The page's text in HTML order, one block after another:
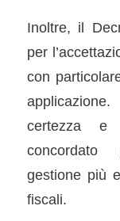
Inoltre, il
per
con
certezza e
concordato
gestione più
fiscali.